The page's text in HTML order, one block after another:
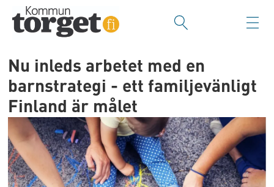
Nu inleds arbetet med en
barnstrategi - ett familjevänligt
Finland är målet